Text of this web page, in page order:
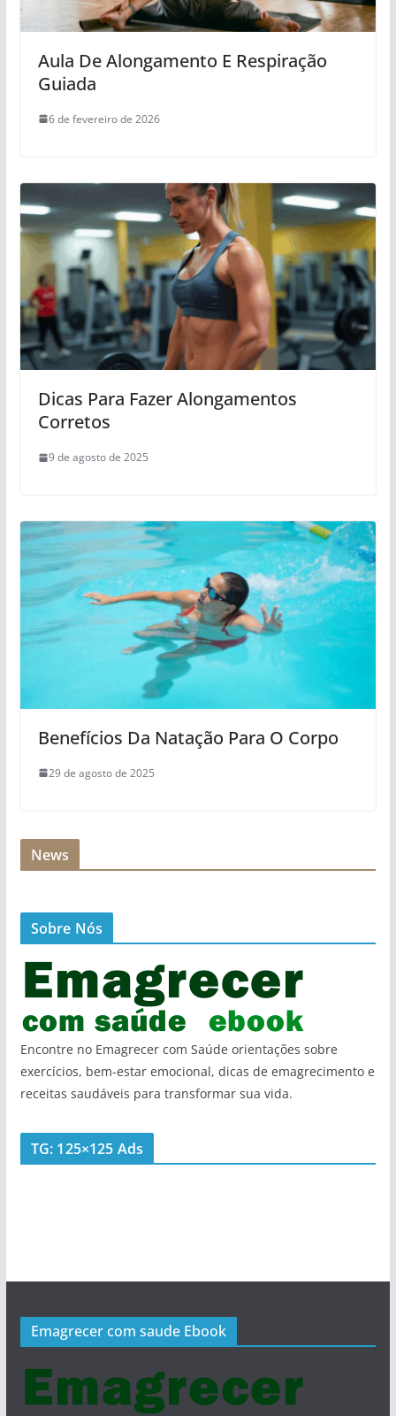
Aula De Alongamento E Respiração
Guiada
6 de fevereiro de 2026
Dicas Para Fazer Alongamentos
Corretos
9 de agosto de 2025
Benefícios Da Natação Para O Corpo
29 de agosto de 2025
News
Sobre Nós
Encontre no Emagrecer com Saúde orientações sobre
exercícios, bem-estar emocional, dicas de emagrecimento e
receitas saudáveis para transformar sua vida.
TG: 125×125 Ads
Emagrecer com saude Ebook